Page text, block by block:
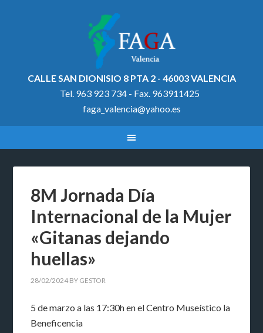
CALLE SAN DIONISIO 8 PTA 2 - 46003 VALENCIA
Tel. 963 923 734 - Fax. 963911425
faga_valencia@yahoo.es
8M Jornada Día
Internacional de la Mujer
«Gitanas dejando
huellas»
28/02/2024 BY GESTOR
5 de marzo a las 17:30h en el Centro Museístico la
Beneficencia